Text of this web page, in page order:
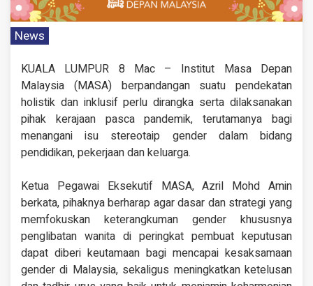
News
KUALA LUMPUR 8 Mac – Institut Masa Depan
Malaysia (MASA) berpandangan suatu pendekatan
holistik dan inklusif perlu dirangka serta dilaksanakan
pihak kerajaan pasca pandemik, terutamanya bagi
menangani isu stereotaip gender dalam bidang
pendidikan, pekerjaan dan keluarga.
Ketua Pegawai Eksekutif MASA, Azril Mohd Amin
berkata, pihaknya berharap agar dasar dan strategi yang
memfokuskan keterangkuman gender khususnya
penglibatan wanita di peringkat pembuat keputusan
dapat diberi keutamaan bagi mencapai kesaksamaan
gender di Malaysia, sekaligus meningkatkan ketelusan